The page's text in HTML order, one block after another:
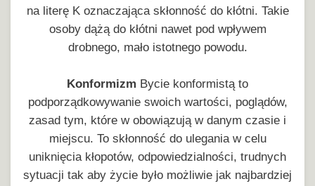
na literę K oznaczająca skłonność do kłótni. Takie
osoby dążą do kłótni nawet pod wpływem
drobnego, mało istotnego powodu.
Konformizm Bycie konformistą to
podporządkowywanie swoich wartości, poglądów,
zasad tym, które w obowiązują w danym czasie i
miejscu. To skłonność do ulegania w celu
uniknięcia kłopotów, odpowiedzialności, trudnych
sytuacji tak aby życie było możliwie jak najbardziej